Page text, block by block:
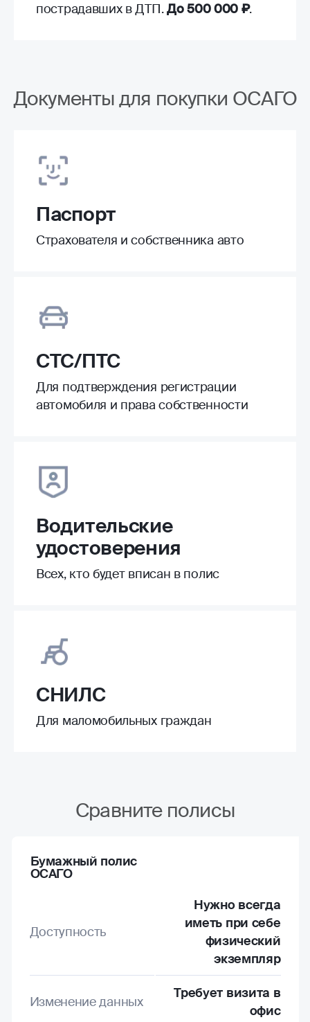
пострадавших в ДТП.До 500 000 ₽.
Документы для покупки ОСАГО
Паспорт
Страхователя и собственника авто
СТС/ПТС
Для подтверждения регистрации
автомобиля и права собственности
Водительские
удостоверения
Всех, кто будет вписан в полис
СНИЛС
Для маломобильных граждан
Сравните полисы
Бумажный полис
ОСАГО
Доступность
Нужно всегда
иметь при себе
физический
экземпляр
Изменение данных
Требует визита в
офис